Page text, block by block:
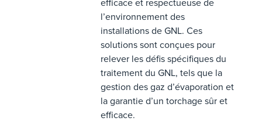
l’environnement des
installations de GNL. Ces
solutions sont conçues pour
relever les défis spécifiques du
traitement du GNL, tels que la
gestion des gaz d’évaporation et
la garantie d’un torchage sûr et
efficace.